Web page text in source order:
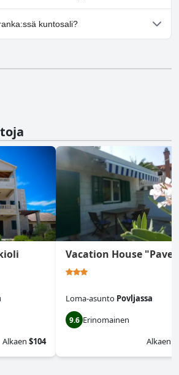
tarjoaa pysäköintimahdollisuuden.
kuntosali?
Alkaen $104
Vacation House "Pave"
Loma-asunto Povljassa
9.6 Erinomainen
Alkaen